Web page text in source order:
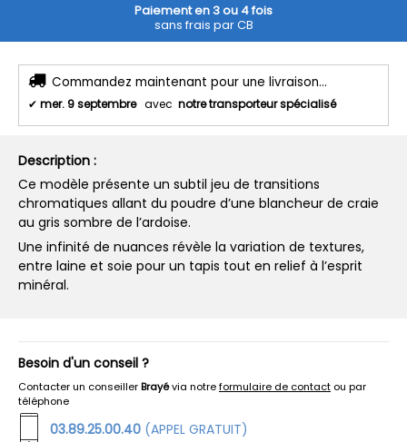
Paiement en 3 ou 4 fois
sans frais par CB
Commandez maintenant pour une livraison...
✔ mer. 9 septembre avec notre transporteur spécialisé
Description :
Ce modèle présente un subtil jeu de transitions
chromatiques allant du poudre d’une blancheur de craie
au gris sombre de l’ardoise.
Une infinité de nuances révèle la variation de textures,
entre laine et soie pour un tapis tout en relief à l’esprit
minéral.
Besoin d'un conseil ?
Contacter un conseillerBrayévia notreformulaire de contact ou par
téléphone
03.89.25.00.40 (APPEL GRATUIT)